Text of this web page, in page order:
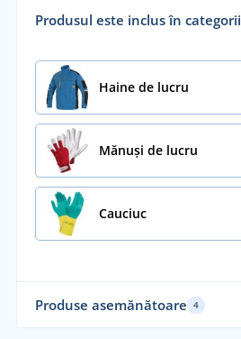
Produsul este inclus în categorii
Haine de lucru
Mănuși de lucru
Cauciuc
Produse asemănătoare 4